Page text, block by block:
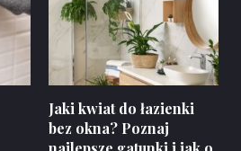
Jaki kwiat do łazienki
bez okna? Poznaj